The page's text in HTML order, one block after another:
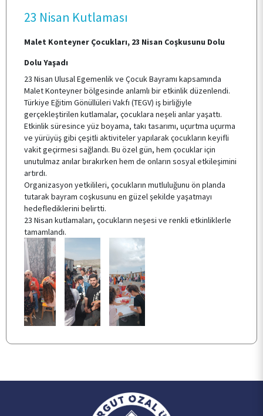
YEMEK MENÜSÜ
MEVZUAT
İLETİŞİM
23 Nisan Kutlaması
Malet Konteyner Çocukları, 23 Nisan Coşkusunu Dolu
Dolu Yaşadı
23 Nisan Ulusal Egemenlik ve Çocuk Bayramı kapsamında
Malet Konteyner bölgesinde anlamlı bir etkinlik düzenlendi.
Türkiye Eğitim Gönüllüleri Vakfı (TEGV) iş birliğiyle
gerçekleştirilen kutlamalar, çocuklara neşeli anlar yaşattı.
Etkinlik süresince yüz boyama, takı tasarımı, uçurtma uçurma
ve yürüyüş gibi çeşitli aktiviteler yapılarak çocukların keyifli
vakit geçirmesi sağlandı. Bu özel gün, hem çocuklar için
unutulmaz anılar bırakırken hem de onların sosyal etkileşimini
artırdı.
Organizasyon yetkilileri, çocukların mutluluğunu ön planda
tutarak bayram coşkusunu en güzel şekilde yaşatmayı
hedeflediklerini belirtti.
23 Nisan kutlamaları, çocukların neşesi ve renkli etkinliklerle
tamamlandı.